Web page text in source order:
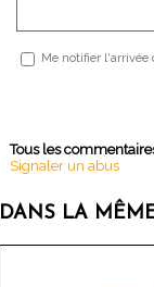
Me notifier
Tous les
Signaler un abus
DANS LA